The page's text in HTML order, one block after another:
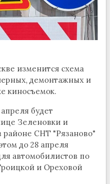
изменится схема
демонтажных и
киносъемок.
будет
Зеленовки и
районе СНТ "Рязаново"
до 28 апреля
автомобилистов по
и Ореховой